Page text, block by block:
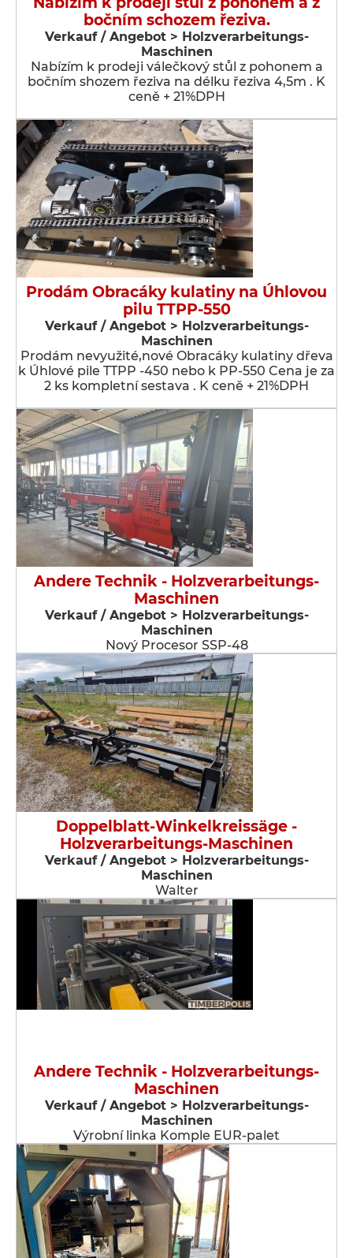
bočním schozem řeziva.
Verkauf / Angebot > Holzverarbeitungs-
Maschinen
Nabízím k prodeji válečkový stůl z pohonem a
bočním shozem řeziva na délku řeziva 4,5m . K
ceně + 21%DPH
Prodám Obracáky kulatiny na Úhlovou
pilu TTPP-550
Verkauf / Angebot > Holzverarbeitungs-
Maschinen
Prodám nevyužité,nové Obracáky kulatiny dřeva
k Úhlové pile TTPP -450 nebo k PP-550 Cena je za
2 ks kompletní sestava . K ceně + 21%DPH
Andere Technik - Holzverarbeitungs-
Maschinen
Verkauf / Angebot > Holzverarbeitungs-
Maschinen
Nový Procesor SSP-48
Doppelblatt-Winkelkreissäge -
Holzverarbeitungs-Maschinen
Verkauf / Angebot > Holzverarbeitungs-
Maschinen
Walter
Andere Technik - Holzverarbeitungs-
Maschinen
Verkauf / Angebot > Holzverarbeitungs-
Maschinen
Výrobní linka Komple EUR-palet